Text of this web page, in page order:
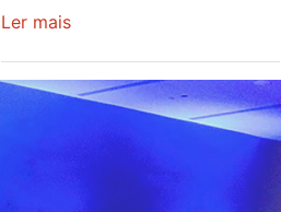
Ler maissobre
gratuitos
para